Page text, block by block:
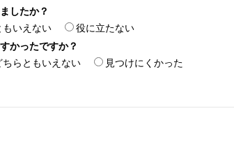
したか？
もいえない
役に立たない
かったですか？
ちらともいえない 見つけにくかった